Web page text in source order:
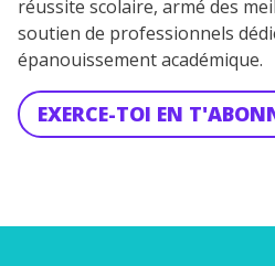
réussite scolaire, armé des
soutien de professionnels
épanouissement académique.
EXERCE-TOI EN